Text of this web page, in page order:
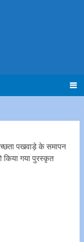
पखवाड़े के समापन
किया गया पुरस्कृत